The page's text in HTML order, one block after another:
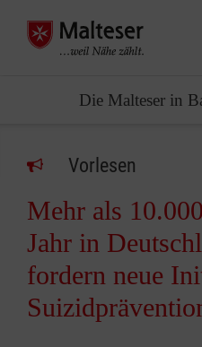
Die Malteser in
Vorlesen
Mehr als
Jahr in
fordern neue